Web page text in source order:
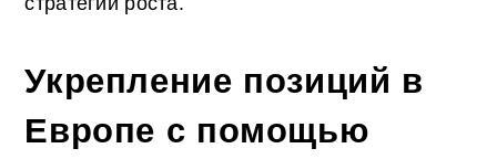
Укрепление позиций в
Европе с помощью